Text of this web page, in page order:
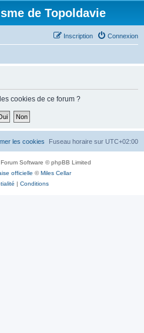
de Topoldavie
Connexion
Inscription
cookies de ce forum ?
Fuseau horaire sur UTC+02:00
les cookies
Software © phpBB Limited
officielle ©Miles Cellar
| Conditions